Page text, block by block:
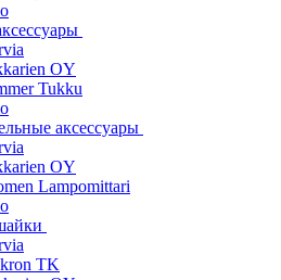
OY
Tukku
аксессуары
OY
Lampomittari
TK